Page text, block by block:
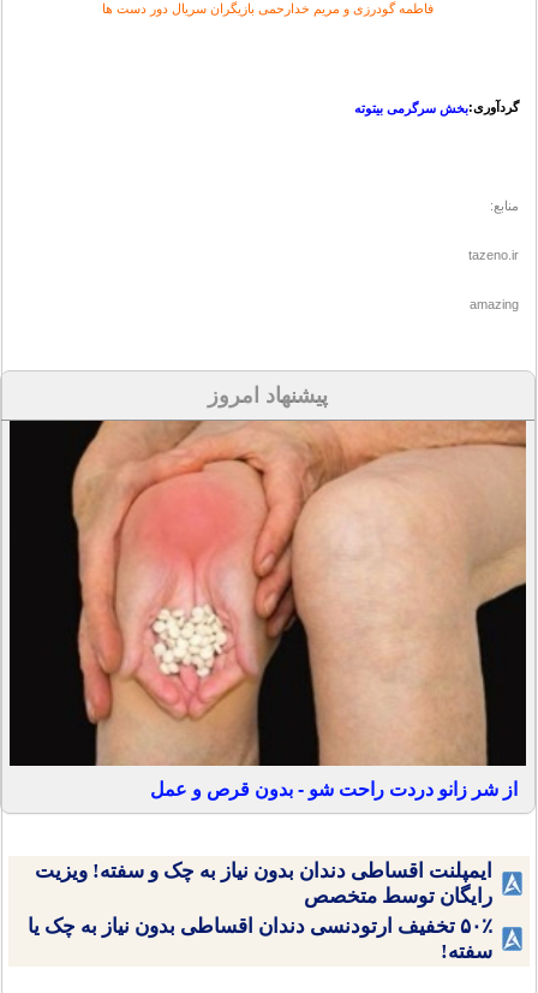
فاطمه گودرزی و مریم خدارحمی بازیگران سریال دور دست ها
گردآوری:بخش سرگرمی بیتوته
منابع:
tazeno.ir
amazing
پیشنهاد امروز
از شر زانو دردت راحت شو - بدون قرص و عمل
ایمپلنت اقساطی دندان بدون نیاز به چک و سفته! ویزیت
رایگان توسط متخصص
۵۰٪ تخفیف ارتودنسی دندان اقساطی بدون نیاز به چک یا
سفته!